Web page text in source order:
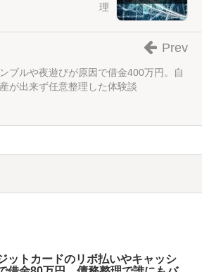
理
ブルや夜遊びが原因で借金400万円。自
が出来ず任意整理した体験談
Prev
ットカードのリボ払いやキャッシ